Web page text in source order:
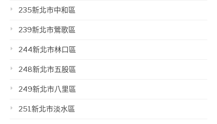
235新北市中和區
239新北市鶯歌區
244新北市林口區
248新北市五股區
249新北市八里區
251新北市淡水區